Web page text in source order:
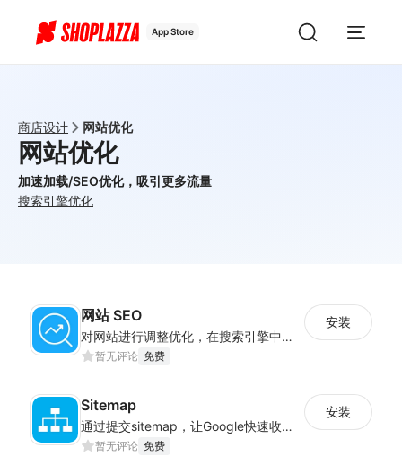
App Store
商店设计 网站优化
网站优化
加速加载/SEO优化，吸引更多流量
搜索引擎优化
网站 SEO
对网站进行调整优化，在搜索引擎中获得更多的展现量
暂无评论 免费
安装
Sitemap
通过提交sitemap，让Google快速收录店铺的站点链接
暂无评论 免费
安装